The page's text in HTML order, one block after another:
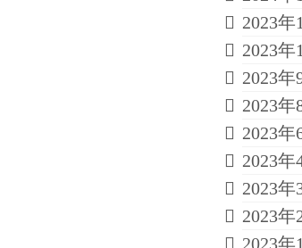
2023年
2023年
2023年
2023年
2023年
2023年
2023年
2023年
2023年